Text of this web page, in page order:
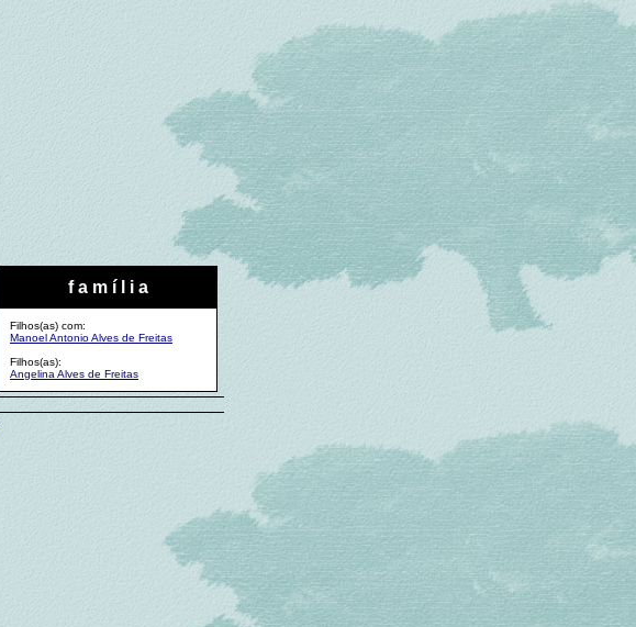
f a m í l i a
Filhos(as) com:
Manoel Antonio Alves de Freitas
Filhos(as):
Angelina Alves de Freitas